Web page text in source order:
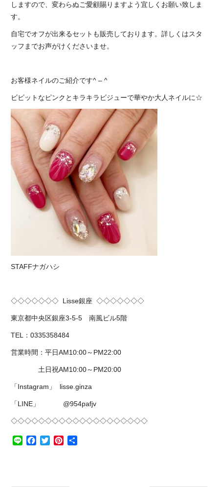
しますので、変わらぬご愛顧賜りますよう宜しくお願い致しま
す。
自宅でオフが出来るセットも販売しております。詳しくはスタ
ッフまでお声がけくださいませ。
お客様ネイルのご紹介です^ – ^
ビビットなピンクとキラキラビジューで華やか大人ネイルに☆
STAFFナガハシ
◇◇◇◇◇◇◇ Lisse銀座 ◇◇◇◇◇◇◇
東京都中央区銀座3-5-5南風ビル5階
TEL ： 0335358484
営業時間：平日AM10:00～ PM22:00
土日祝AM10:00～ PM20:00
「Instagram 」 lisse.ginza
「LINE」 @954pafjv
◇◇◇◇◇◇◇◇◇◇◇◇◇◇◇◇◇◇◇◇
Line Facebook
TwitterPinterest